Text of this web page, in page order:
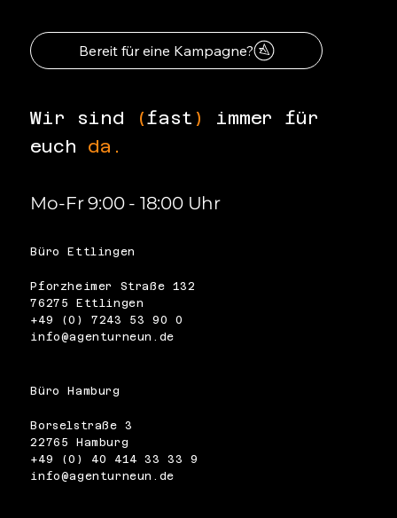
Bereit für eine Kampagne?
Wir sind (fast )
immer für
euch da.
Mo-Fr 9:00 - 18:00 Uhr
Büro Ettlingen
Pforzheimer Straße 132
76275 Ettlingen
+49 (0) 7243 53 90 0
info@agenturneun.de
Büro Hamburg
Borselstraße 3
22765 Hamburg
+49 (0) 40 414 33 33 9
info@agenturneun.de